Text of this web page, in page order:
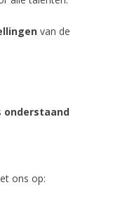
van de
onderstaand
ons op: